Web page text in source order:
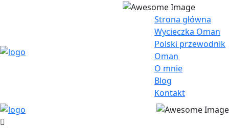
Strona główna
Wycieczka Oman
Polski przewodnik
Oman
O mnie
Blog
Kontakt